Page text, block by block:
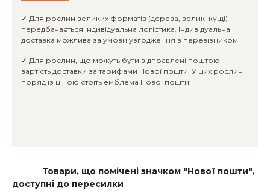
✓ Для рослин великих форматів (дерева, великі кущі)
передбачається індивідуальна логістика. Індивідуальна
доставка можлива за умови узгодження з перевізником
✓ Для рослин, що можуть бути відправлені поштою –
вартість доставки за тарифами Нової пошти. У цих рослин
поряд із ціною стоїть емблема Нової пошти:
Товари, що помічені значком "Нової пошти",
доступні до пересилки